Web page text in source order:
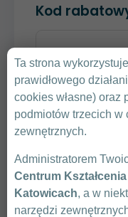
Kod
Klikając „Wyślij”
przez Krajowe
Zasady Ochrony
Warunki
Ta strona
prawidłowego
cookies własne) oraz
podmiotów trzecich w
zewnętrznych.
Administratorem
Centrum
Katowicach, a w
narzędzi